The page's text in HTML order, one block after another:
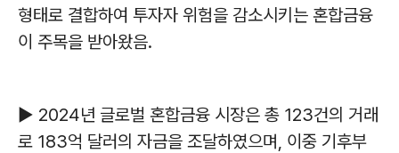
형태로 결합하여 투자자 위험을 감소시키는 혼합금융
이 주목을 받아왔음.
▶ 2024년 글로벌 혼합금융 시장은 총 123건의 거래
로 183억 달러의 자금을 조달하였으며, 이중 기후부